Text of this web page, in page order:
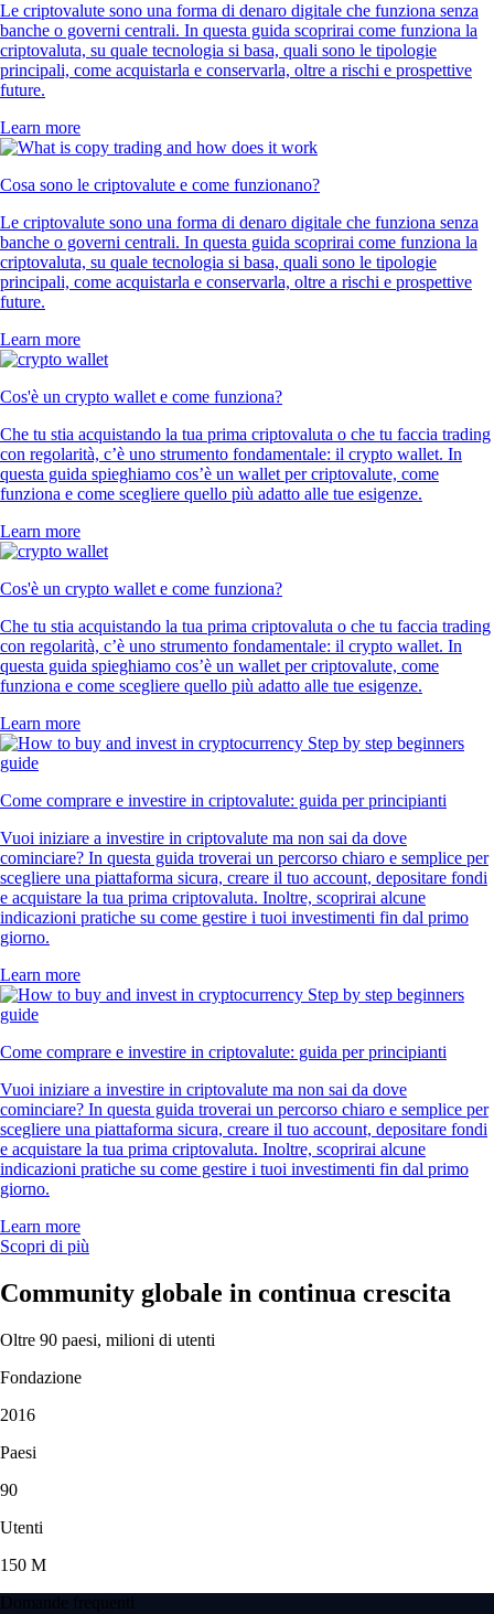
Le criptovalute sono una forma di denaro digitale che funziona senza
banche o governi centrali. In questa guida scoprirai come funziona la
criptovaluta, su quale tecnologia si basa, quali sono le tipologie
principali, come acquistarla e conservarla, oltre a rischi e prospettive
future.
Learn more
Cosa sono le criptovalute e come funzionano?
Le criptovalute sono una forma di denaro digitale che funziona senza
banche o governi centrali. In questa guida scoprirai come funziona la
criptovaluta, su quale tecnologia si basa, quali sono le tipologie
principali, come acquistarla e conservarla, oltre a rischi e prospettive
future.
Learn more
Cos'è un crypto wallet e come funziona?
Che tu stia acquistando la tua prima criptovaluta o che tu faccia trading
con regolarità, c’è uno strumento fondamentale: il crypto wallet. In
questa guida spieghiamo cos’è un wallet per criptovalute, come
funziona e come scegliere quello più adatto alle tue esigenze.
Learn more
Cos'è un crypto wallet e come funziona?
Che tu stia acquistando la tua prima criptovaluta o che tu faccia trading
con regolarità, c’è uno strumento fondamentale: il crypto wallet. In
questa guida spieghiamo cos’è un wallet per criptovalute, come
funziona e come scegliere quello più adatto alle tue esigenze.
Learn more
Come comprare e investire in criptovalute: guida per principianti
Vuoi iniziare a investire in criptovalute ma non sai da dove
cominciare? In questa guida troverai un percorso chiaro e semplice per
scegliere una piattaforma sicura, creare il tuo account, depositare fondi
e acquistare la tua prima criptovaluta. Inoltre, scoprirai alcune
indicazioni pratiche su come gestire i tuoi investimenti fin dal primo
giorno.
Learn more
Come comprare e investire in criptovalute: guida per principianti
Vuoi iniziare a investire in criptovalute ma non sai da dove
cominciare? In questa guida troverai un percorso chiaro e semplice per
scegliere una piattaforma sicura, creare il tuo account, depositare fondi
e acquistare la tua prima criptovaluta. Inoltre, scoprirai alcune
indicazioni pratiche su come gestire i tuoi investimenti fin dal primo
giorno.
Learn more
Scopri di più
Community globale in continua crescita
Oltre 90 paesi, milioni di utenti
Fondazione
2016
Paesi
90
Utenti
150 M
Domande frequenti